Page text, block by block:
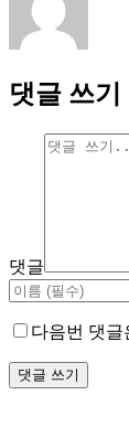
댓글 쓰기
댓글
다음번 댓글